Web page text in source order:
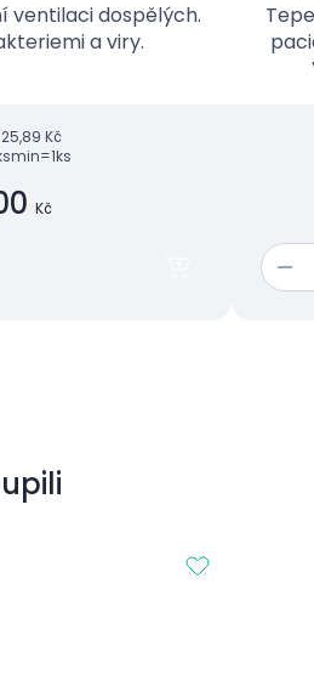
ventilaci dospělých.
a viry.
25,89 Kč
min=1ks
Kč